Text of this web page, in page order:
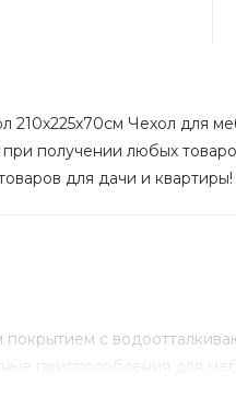
210x225x70см Чехол для
получении любых
для дачи и квартиры!
покрытием с
приспособления для